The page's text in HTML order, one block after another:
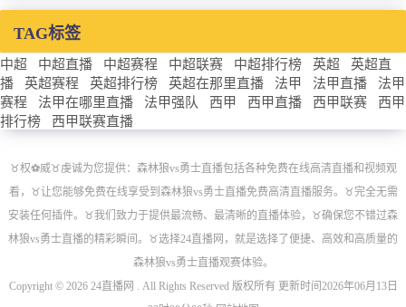
TAG标签
中超 中超直播 中超赛程 中超联赛 中超排行榜 英超
英超直
播
英超赛程 英超排行榜 英超在那里直播 法甲 法甲直播
法甲
赛程
法甲在哪里直播 法甲强队 西甲 西甲直播 西甲联赛
西甲
排行榜
西甲联赛直播
♉️权⚽威♉️虔诚为您提供：森林狼vs勇士直播包括各种免费在线高清直播和视频观
看，♉️让您能够免费在线享受到森林狼vs勇士直播免费高清直播服务。♉️完全无需
安装任何插件。♉️我们致力于提供最流畅、最清晰的直播体验，♉️确保您不错过森
林狼vs勇士直播的精彩瞬间。♉️选择24直播网，就是选择了便捷、高效和高质量的
森林狼vs勇士直播观赛体验。
Copyright © 2026 24直播网 . All Rights Reserved 版权所有 更新时间2026年06月13日